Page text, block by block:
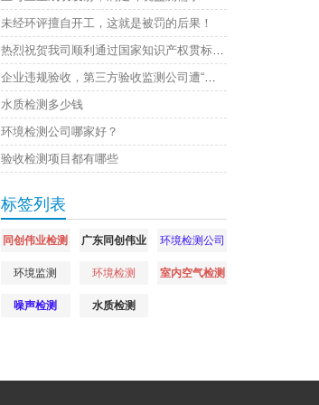
未经环评擅自开工，这就是被罚的后果！
水质检测多少钱
环境检测公司哪家好？
验收检测项目都有哪些
标签列表
同创伟业检测 广东同创伟业 环境检测公司
环境监测 环境检测 室内空气检测
噪声检测 水质检测